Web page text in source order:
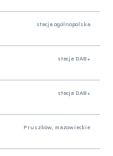
stacja ogólnopolska
stacja DAB+
stacja DAB+
Pruszków, mazowieckie